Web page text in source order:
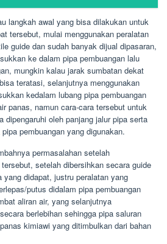
langkah awal yang bisa dilakukan untuk
tersebut, mulai menggunakan peralatan
guide dan sudah banyak dijual dipasaran,
ke dalam pipa pembuangan lalu
mungkin kalau jarak sumbatan dekat
teratasi, selanjutnya menggunakan
kedalam lubang pipa pembuangan
panas, namun cara-cara tersebut untuk
dipengaruhi oleh panjang jalur pipa serta
pembuangan yang digunakan.
permasalahan setelah
setelah dibersihkan secara guide
yang didapat, justru peralatan yang
putus didalam pipa pembuangan
aliran air, yang selanjutnya
berlebihan sehingga pipa saluran
kimiawi yang ditimbulkan dari bahan